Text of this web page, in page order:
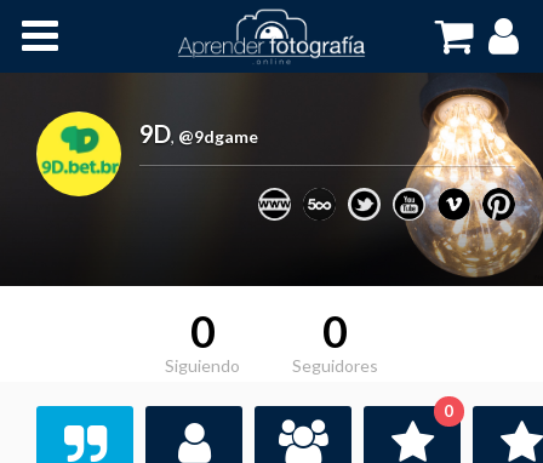
Cursos OnLine
9D, @9dgame
0
Siguiendo
0
Seguidores
0